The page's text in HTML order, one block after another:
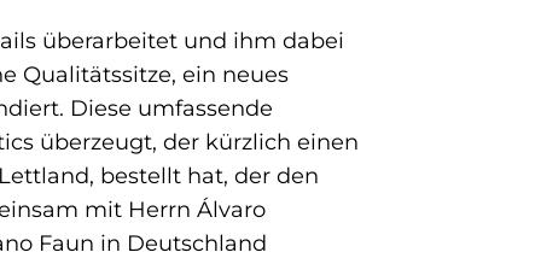
überarbeitet und ihm dabei
Qualitätssitze, ein neues
Diese umfassende
überzeugt, der kürzlich einen
bestellt hat, der den
mit Herrn Álvaro
Faun in Deutschland